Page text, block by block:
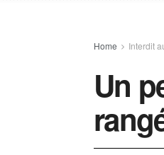
Home Interdit
Un